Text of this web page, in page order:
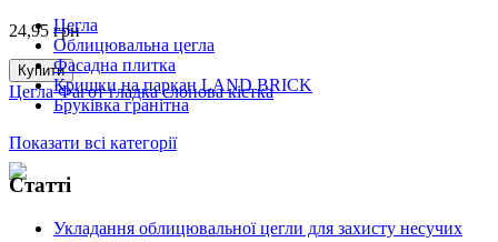
24,95 грн
Купити
Цегла Фагот гладка слонова кістка
Цегла
Облицювальна цегла
Фасадна плитка
Кришки на паркан LAND BRICK
Бруківка гранітна
Показати всі категорії
Статті
Укладання облицювальної цегли для захисту несучих